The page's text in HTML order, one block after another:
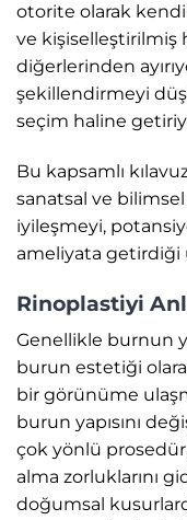
otorite olarak
ve kişiselleştirilmiş
diğerlerinden
şekillendirmeyi
seçim haline
Bu kapsamlı
sanatsal ve bilimsel
iyileşmeyi,
ameliyata getirdiği
Rinoplastiyi
Genellikle burnun
burun estetiği
bir görünüme
burun yapısını
çok yönlü
alma zorluklarını
doğumsal